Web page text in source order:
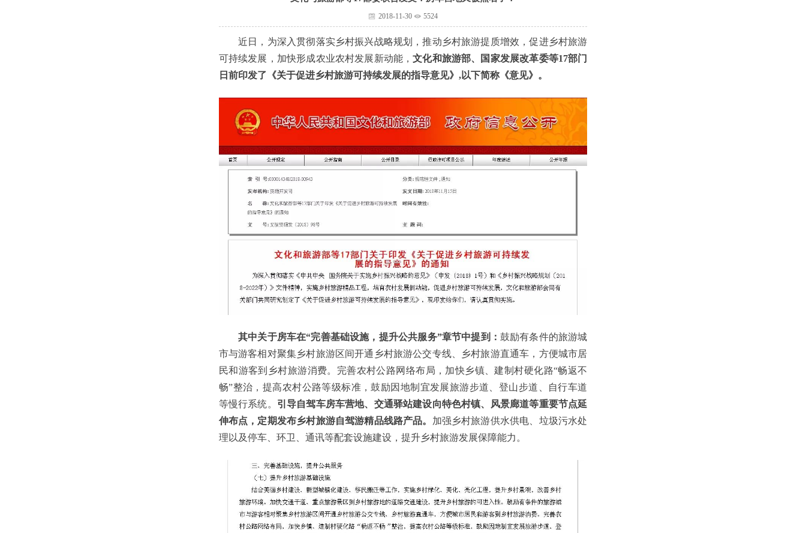
2018-11-30 5524
近日，为深入贯彻落实乡村振兴战略规划，推动乡村旅游提质增效，促进乡村旅游
可持续发展，加快形成农业农村发展新动能，文化和旅游部、国家发展改革委等17部门
日前印发了《关于促进乡村旅游可持续发展的指导意见》,以下简称《意见》。
其中关于房车在“完善基础设施，提升公共服务”章节中提到： 鼓励有条件的旅游城
市与游客相对聚集乡村旅游区间开通乡村旅游公交专线、乡村旅游直通车，方便城市居
民和游客到乡村旅游消费。完善农村公路网络布局，加快乡镇、建制村硬化路“畅返不
畅”整治，提高农村公路等级标准，鼓励因地制宜发展旅游步道、登山步道、自行车道
等慢行系统。 引导自驾车房车营地、交通驿站建设向特色村镇、风景廊道等重要节点延
伸布点，定期发布乡村旅游自驾游精品线路产品。 加强乡村旅游供水供电、垃圾污水处
理以及停车、环卫、通讯等配套设施建设，提升乡村旅游发展保障能力。